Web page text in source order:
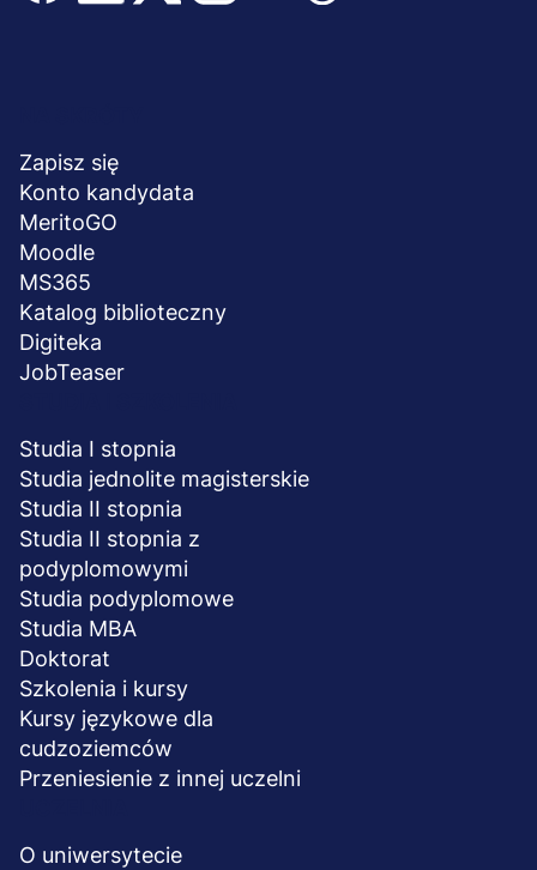
stopka
Zapisz się
Konto kandydata
MeritoGO
Moodle
MS365
Katalog biblioteczny
Digiteka
JobTeaser
Studia I stopnia
Studia jednolite magisterskie
Studia II stopnia
Studia II stopnia z
podyplomowymi
Studia podyplomowe
Studia MBA
Doktorat
Szkolenia i kursy
Kursy językowe dla
cudzoziemców
Przeniesienie z innej uczelni
O uniwersytecie